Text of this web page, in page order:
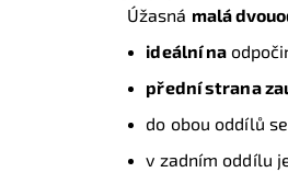
Úžasná malá
ideální na
přední strana
do obou oddílů
v zadním oddílu